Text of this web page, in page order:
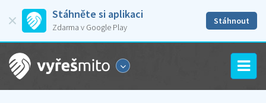
Stáhněte si aplikaci
Zdarma v Google Play
Stáhnout